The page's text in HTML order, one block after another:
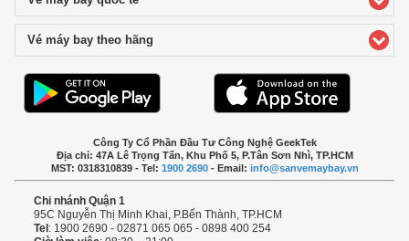
Vé máy bay theo hãng
Công Ty Cổ Phần Đầu Tư Công Nghệ GeekTek
Địa chỉ: 47A Lê Trọng Tấn, Khu Phố 5, P.Tân Sơn Nhì, TP.HCM
MST: 0318310839 - Tel: 1900 2690- Email: info@sanvemaybay.vn
Chi nhánh Quận 1
95C Nguyễn Thị Minh Khai, P.Bến Thành, TP.HCM
Tel : 1900 2690 - 02871 065 065 - 0898 400 254